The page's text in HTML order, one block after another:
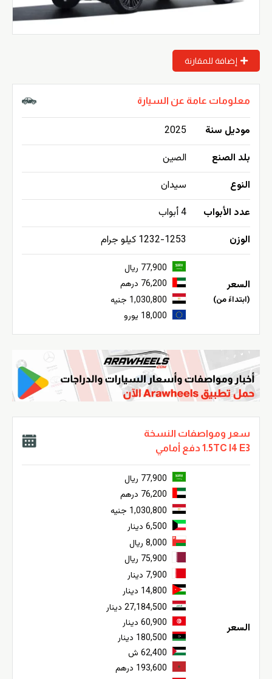
إضافة للمقارنة
معلومات عامة عن السيارة
موديل سنة
2025
بلد الصنع
الصين
النوع
سيدان
عدد الأبواب
4 أبواب
الوزن
1232-1253 كيلو جرام
السعر
(ابتداءً من)
77,900 ريال
76,200 درهم
1,030,800 جنيه
18,000 يورو
سعر ومواصفات النسخة
1.5TC I4 E3 دفع أمامي
السعر
77,900 ريال
76,200 درهم
1,030,800 جنيه
6,500 دينار
8,000 ريال
75,900 ريال
7,900 دينار
14,800 دينار
27,184,500 دينار
60,900 دينار
180,500 دينار
62,400 ش
193,600 درهم